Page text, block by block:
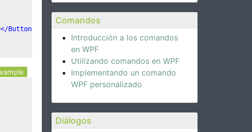
Comandos
Introducción a los comandos
en WPF
Utilizando comandos en WPF
Implementando un comando
WPF personalizado
Diálogos
</Button>